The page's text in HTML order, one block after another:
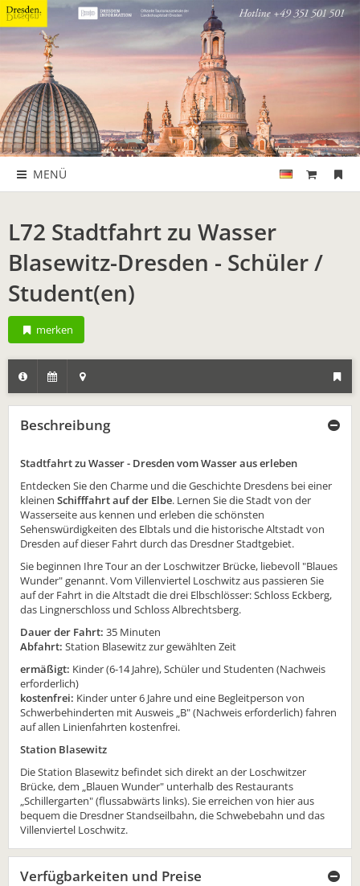
MENÜ
L72 Stadtfahrt zu Wasser
Blasewitz-Dresden - Schüler /
Student(en)
merken
Beschreibung
Stadtfahrt zu Wasser - Dresden vom Wasser aus erleben
Entdecken Sie den Charme und die Geschichte Dresdens bei einer
kleinen Schifffahrt auf der Elbe. Lernen Sie die Stadt von der
Wasserseite aus kennen und erleben die schönsten
Sehenswürdigkeiten des Elbtals und die historische Altstadt von
Dresden auf dieser Fahrt durch das Dresdner Stadtgebiet.
Sie beginnen Ihre Tour an der Loschwitzer Brücke, liebevoll "Blaues
Wunder" genannt. Vom Villenviertel Loschwitz aus passieren Sie
auf der Fahrt in die Altstadt die drei Elbschlösser: Schloss Eckberg,
das Lingnerschloss und Schloss Albrechtsberg.
Dauer der Fahrt: 35 Minuten
Abfahrt: Station Blasewitz zur gewählten Zeit
ermäßigt: Kinder (6-14 Jahre), Schüler und Studenten (Nachweis
erforderlich)
kostenfrei: Kinder unter 6 Jahre und eine Begleitperson von
Schwerbehinderten mit Ausweis „B" (Nachweis erforderlich) fahren
auf allen Linienfahrten kostenfrei.
Station Blasewitz
Die Station Blasewitz befindet sich direkt an der Loschwitzer
Brücke, dem „Blauen Wunder" unterhalb des Restaurants
„Schillergarten" (flussabwärts links). Sie erreichen von hier aus
bequem die Dresdner Standseilbahn, die Schwebebahn und das
Villenviertel Loschwitz.
Verfügbarkeiten und Preise